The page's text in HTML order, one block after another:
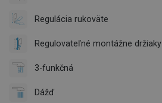
Regulácia rukoväte
Regulovateľné montážne držiaky
3-funkčná
Dážď